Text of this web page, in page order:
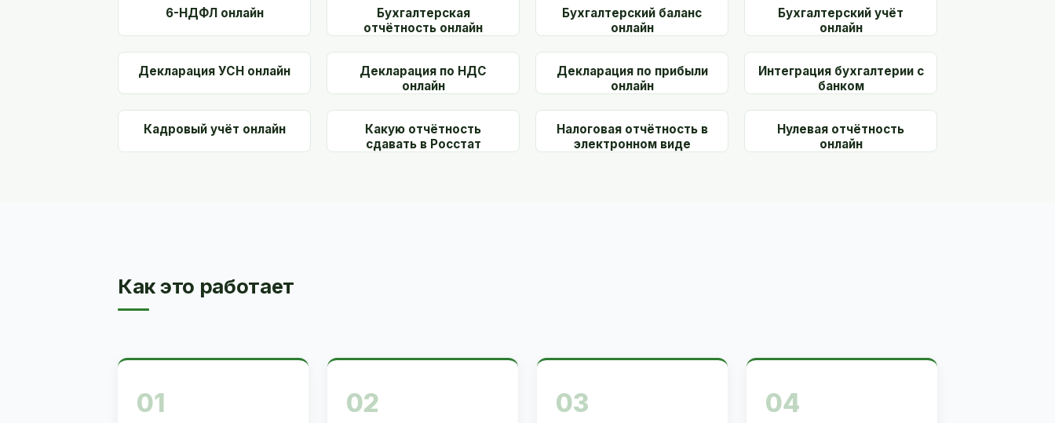
6-НДФЛ онлайн
Бухгалтерская
отчётность онлайн
Бухгалтерский баланс
онлайн
Бухгалтерский учёт
онлайн
Декларация УСН онлайн
Декларация по НДС
онлайн
Декларация по прибыли
онлайн
Интеграция бухгалтерии с
банком
Кадровый учёт онлайн
Какую отчётность
сдавать в Росстат
Налоговая отчётность в
электронном виде
Нулевая отчётность
онлайн
Как это работает
01 02 03 04